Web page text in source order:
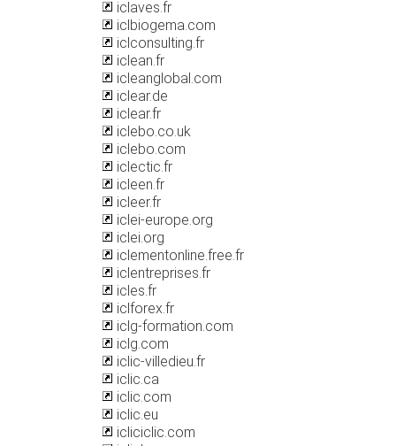
iclaves.fr
iclbiogema.com
iclconsulting.fr
iclean.fr
icleanglobal.com
iclear.de
iclear.fr
iclebo.co.uk
iclebo.com
iclectic.fr
icleen.fr
icleer.fr
iclei-europe.org
iclei.org
iclementonline.free.fr
iclentreprises.fr
icles.fr
iclforex.fr
iclg-formation.com
iclg.com
iclic-villedieu.fr
iclic.ca
iclic.com
iclic.eu
icliciclic.com